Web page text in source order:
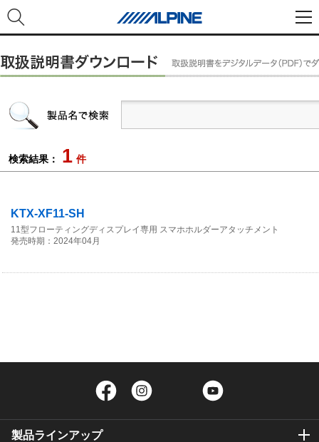
検索結果： 1 件
KTX-XF11-SH
11型フローティングディスプレイ専用 スマホホルダーアタッチメント
発売時期：2024年04月
Facebook Twitter
製品ラインアップ